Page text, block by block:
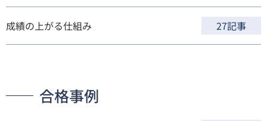
成績の上がる仕組み 27記事
合格事例